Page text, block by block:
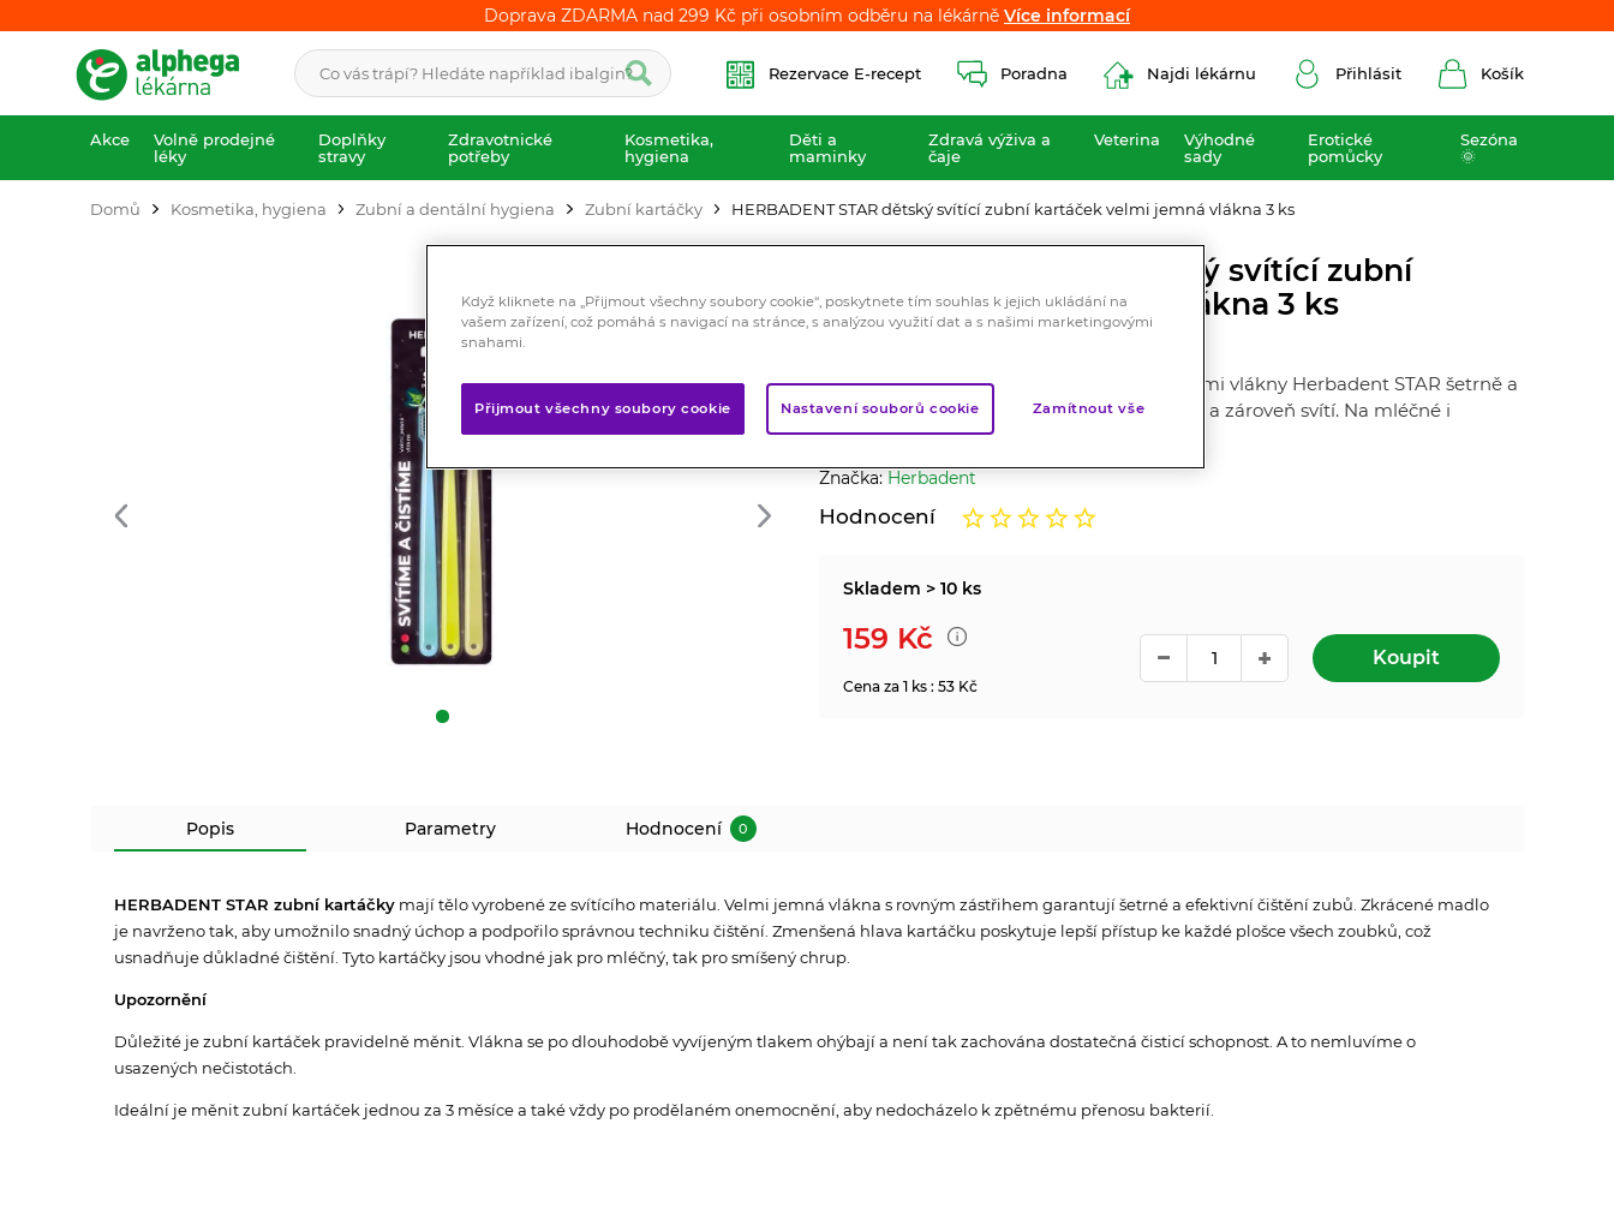
Doprava ZDARMA nad 299 Kč při osobním odběru na lékárně Více informací
Doprava ZDARMA nad 299 Kč při osobním odběru na lékárně Více informací
Rezervace E-recept Poradna Najdi lékárnu Přihlásit Košík
Akce
Volně prodejné
léky
Doplňky
stravy
Zdravotnické
potřeby
Kosmetika,
hygiena
Děti a
maminky
Zdravá výživa a
čaje
Veterina
Výhodné
sady
Erotické
pomůcky
Sezóna
🌞
Domů Kosmetika, hygiena Zubní a dentální hygiena Zubní kartáčky HERBADENT STAR dětský svítící zubní kartáček velmi jemná vlákna 3 ks
HERBADENT STAR dětský svítící zubní
kartáček velmi jemná vlákna 3 ks
Dětský svítící zubní kartáček s velmi jemnými vlákny Herbadent STAR šetrně a
efektivně odstraňuje nánosy zubního plaku a zároveň svítí. Na mléčné i
smíšené zuby.
Značka: Herbadent
Hodnocení
Skladem > 10 ks
159 Kč
Cena za 1 ks : 53 Kč
Koupit
Popis Parametry Hodnocení 0
HERBADENT STAR zubní kartáčky mají tělo vyrobené ze svítícího materiálu. Velmi jemná vlákna s rovným zástřihem garantují šetrné a efektivní čištění zubů. Zkrácené madlo
je navrženo tak, aby umožnilo snadný úchop a podpořilo správnou techniku čištění. Zmenšená hlava kartáčku poskytuje lepší přístup ke každé plošce všech zoubků, což
usnadňuje důkladné čištění. Tyto kartáčky jsou vhodné jak pro mléčný, tak pro smíšený chrup.
Upozornění
Důležité je zubní kartáček pravidelně měnit. Vlákna se po dlouhodobě vyvíjeným tlakem ohýbají a není tak zachována dostatečná čisticí schopnost. A to nemluvíme o
usazených nečistotách.
Ideální je měnit zubní kartáček jednou za 3 měsíce a také vždy po prodělaném onemocnění, aby nedocházelo k zpětnému přenosu bakterií.
Když kliknete na „Přijmout všechny soubory cookie“, poskytnete tím souhlas k jejich ukládání na
vašem zařízení, což pomáhá s navigací na stránce, s analýzou využití dat a s našimi marketingovými
snahami.
Přijmout všechny soubory cookie Nastavení souborů cookie Zamítnout vše